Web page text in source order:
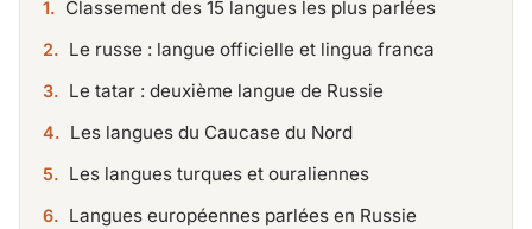
Classement des 15 langues les plus parlées
Le russe : langue officielle et lingua franca
Le tatar : deuxième langue de Russie
Les langues du Caucase du Nord
Les langues turques et ouraliennes
Langues européennes parlées en Russie